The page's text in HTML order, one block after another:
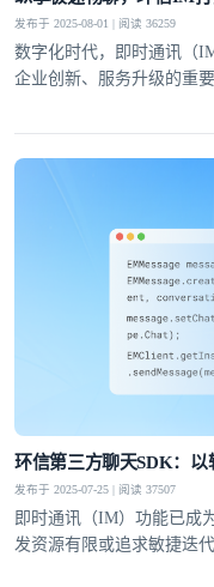
发布于 2025-08-01 | 阅读 36259
数字化时代，即时通讯（
企业创新、服务升级的重
效率，降低运维成本。
环信第三方聊天SDK：
发布于 2025-07-25 | 阅读 37507
即时通讯（IM）功能已成
发资源有限或追求敏捷迭
我已阅读并同意
不了，谢谢